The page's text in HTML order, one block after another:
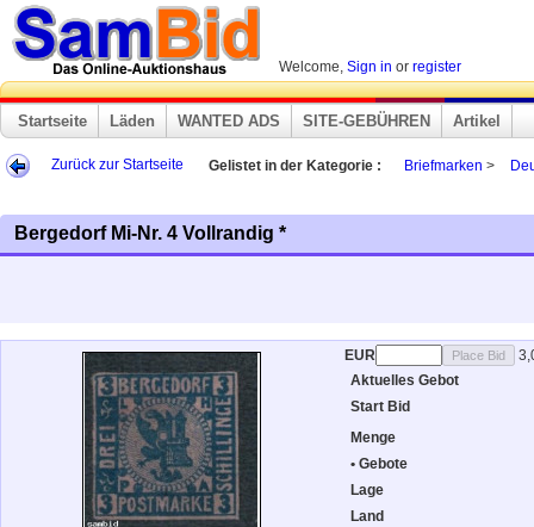
Welcome, Sign in or register
Startseite Läden WANTED ADS SITE-GEBÜHREN Artikel
Zurück zur Startseite Gelistet in der Kategorie : Briefmarken >
Bergedorf Mi-Nr. 4 Vollrandig *
EUR
Aktuelles Gebot
Start Bid
Menge
• Gebote
Lage
Land